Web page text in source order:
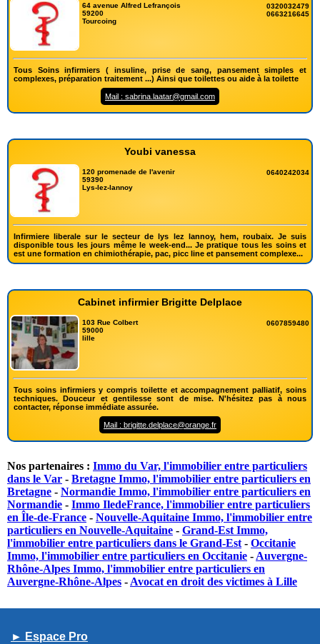
64 avenue Alfred Lefrançois
59200
Tourcoing
0320032479
0663216645
Tous Soins infirmiers ( insuline, prise de sang, pansement simples et
complexes, préparation traitement ...) Ainsi que toilettes ou aide à la toilette
Mail : sabrina.laatar@gmail.com
Youbi vanessa
120 promenade de l'avenir
59390
Lys-lez-lannoy
0640242034
Infirmiere liberale sur le secteur de lys lez lannoy, hem, roubaix. Je suis
disponible tous les jours même le week-end... Je pratique tous les soins et
est une formation en chimiothérapie, pac, picc line et pansement complexe...
Cabinet infirmier Brigitte Delplace
103 Rue Colbert
59000
lille
0607859480
Tous soins infirmiers y compris toilette et accompagnement palliatif, soins
techniques. Douceur et gentilesse sont de mise. N'hésitez pas à nous
contacter, réponse immédiate assurée.
Mail : brigitte.delplace@orange.fr
Nos partenaires : Immo du Var, l'immobilier entre particuliers
dans le Var - Bretagne Immo, l'immobilier entre particuliers en
Bretagne - Normandie Immo, l'immobilier entre particuliers en
Normandie - Immo IledeFrance, l'immobilier entre particuliers
en Île-de-France - Nouvelle-Aquitaine Immo, l'immobilier entre
particuliers en Nouvelle-Aquitaine - Grand-Est Immo,
l'immobilier entre particuliers dans le Grand-Est - Occitanie
Immo, l'immobilier entre particuliers en Occitanie - Auvergne-
Rhône-Alpes Immo, l'immobilier entre particuliers en
Auvergne-Rhône-Alpes - Avocat en droit des victimes à Lille
► Espace Pro